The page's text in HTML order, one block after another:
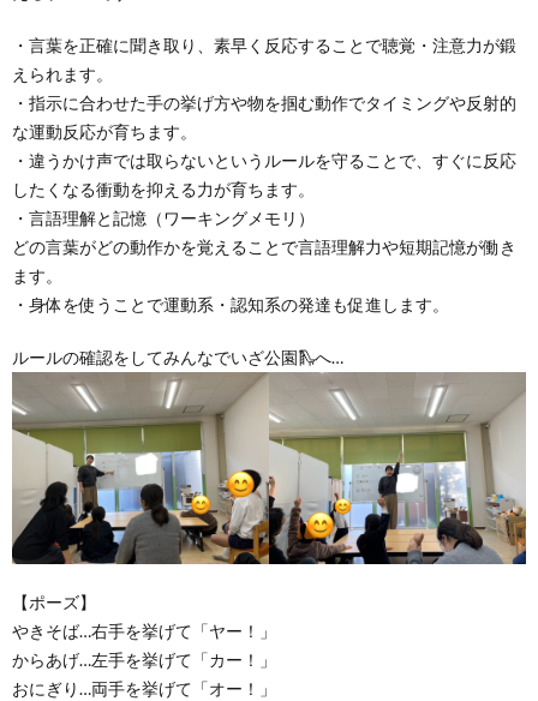
・言葉を正確に聞き取り、素早く反応することで聴覚・注意力が鍛
えられます。
・指示に合わせた手の挙げ方や物を掴む動作でタイミングや反射的
な運動反応が育ちます。
・違うかけ声では取らないというルールを守ることで、すぐに反応
したくなる衝動を抑える力が育ちます。
・言語理解と記憶（ワーキングメモリ）
どの言葉がどの動作かを覚えることで言語理解力や短期記憶が働き
ます。
・身体を使うことで運動系・認知系の発達も促進します。
ルールの確認をしてみんなでいざ公園🛝へ…
【ポーズ】
やきそば…右手を挙げて「ヤー！」
からあげ…左手を挙げて「カー！」
おにぎり…両手を挙げて「オー！」